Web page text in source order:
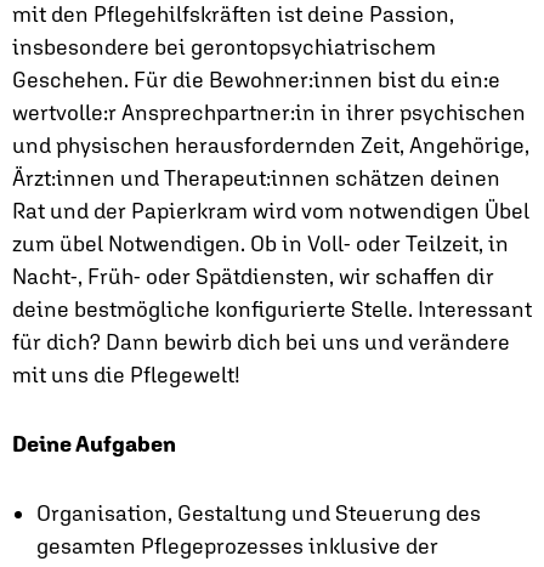
mit den Pflegehilfskräften ist deine Passion,
insbesondere bei gerontopsychiatrischem
Geschehen. Für die Bewohner:innen bist du ein:e
wertvolle:r Ansprechpartner:in in ihrer psychischen
und physischen herausfordernden Zeit, Angehörige,
Ärzt:innen und Therapeut:innen schätzen deinen
Rat und der Papierkram wird vom notwendigen Übel
zum übel Notwendigen. Ob in Voll- oder Teilzeit, in
Nacht-, Früh- oder Spätdiensten, wir schaffen dir
deine bestmögliche konfigurierte Stelle. Interessant
für dich? Dann bewirb dich bei uns und verändere
mit uns die Pflegewelt!
Deine Aufgaben
Organisation, Gestaltung und Steuerung des
gesamten Pflegeprozesses inklusive der